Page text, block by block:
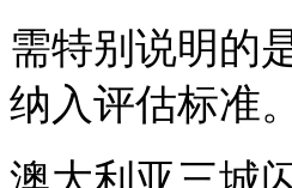
需特别说明的
纳入评估标准。